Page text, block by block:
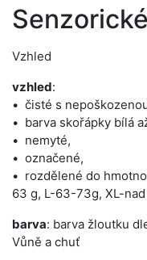
Vzhled
vzhled:
čisté s
barva skořápky bílá
nemyté,
označené,
rozdělené do
63 g, L-63-73g, XL-
barva: barva žloutku
Vůně a chuť